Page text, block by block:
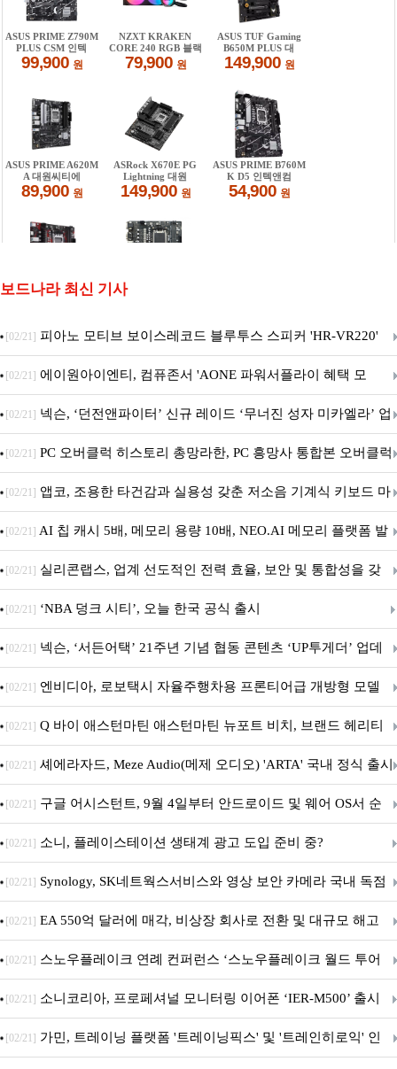
보드나라 최신 기사
[02/21] 피아노 모티브 보이스레코드 블루투스 스피커 'HR-VR220'
출시
[02/21] 에이원아이엔티, 컴퓨존서 'AONE 파워서플라이 혜택 모
음.ZIP' 이벤트 진행
[02/21] 넥슨, ‘던전앤파이터’ 신규 레이드 ‘무너진 성자 미카엘라’ 업
데이트!
[02/21] PC 오버클럭 히스토리 총망라한, PC 흥망사 통합본 오버클럭
특집(1-4편)
[02/21] 앱코, 조용한 타건감과 실용성 갖춘 저소음 기계식 키보드 마
우스 세트 'KM580' 출시
[02/21] AI 칩 캐시 5배, 메모리 용량 10배, NEO.AI 메모리 플랫폼 발
표
[02/21] 실리콘랩스, 업계 선도적인 전력 효율, 보안 및 통합성을 갖
춘 초저전력 블루투스 LE SoC ‘BG2B’ 공개
[02/21] ‘NBA 덩크 시티’, 오늘 한국 공식 출시
[02/21] 넥슨, ‘서든어택’ 21주년 기념 협동 콘텐츠 ‘UP투게더’ 업데
이트
[02/21] 엔비디아, 로보택시 자율주행차용 프론티어급 개방형 모델
‘알파마요 2 슈퍼’ 상업적 이용 가능
[02/21] Q 바이 애스턴마틴 애스턴마틴 뉴포트 비치, 브랜드 헤리티
지 담은 ‘헤리티지 에디션 컬렉션’ 공개
[02/21] 셰에라자드, Meze Audio(메제 오디오) 'ARTA' 국내 정식 출시
[02/21] 구글 어시스턴트, 9월 4일부터 안드로이드 및 웨어 OS서 순
차 서비스 종료
[02/21] 소니, 플레이스테이션 생태계 광고 도입 준비 중?
[02/21] Synology, SK네트웍스서비스와 영상 보안 카메라 국내 독점
판매 파트너십 체결
[02/21] EA 550억 달러에 매각, 비상장 회사로 전환 및 대규모 해고
전망
[02/21] 스노우플레이크 연례 컨퍼런스 ‘스노우플레이크 월드 투어
서울’ 개최
[02/21] 소니코리아, 프로페셔널 모니터링 이어폰 ‘IER-M500’ 출시
[02/21] 가민, 트레이닝 플랫폼 '트레이닝픽스' 및 '트레인히로익' 인